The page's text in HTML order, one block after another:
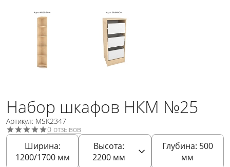
Набор шкафов НКМ №25
Артикул: MSK2347
0 отзывов
Ширина:
1200/1700мм
Высота:
2200мм
Глубина: 500
мм